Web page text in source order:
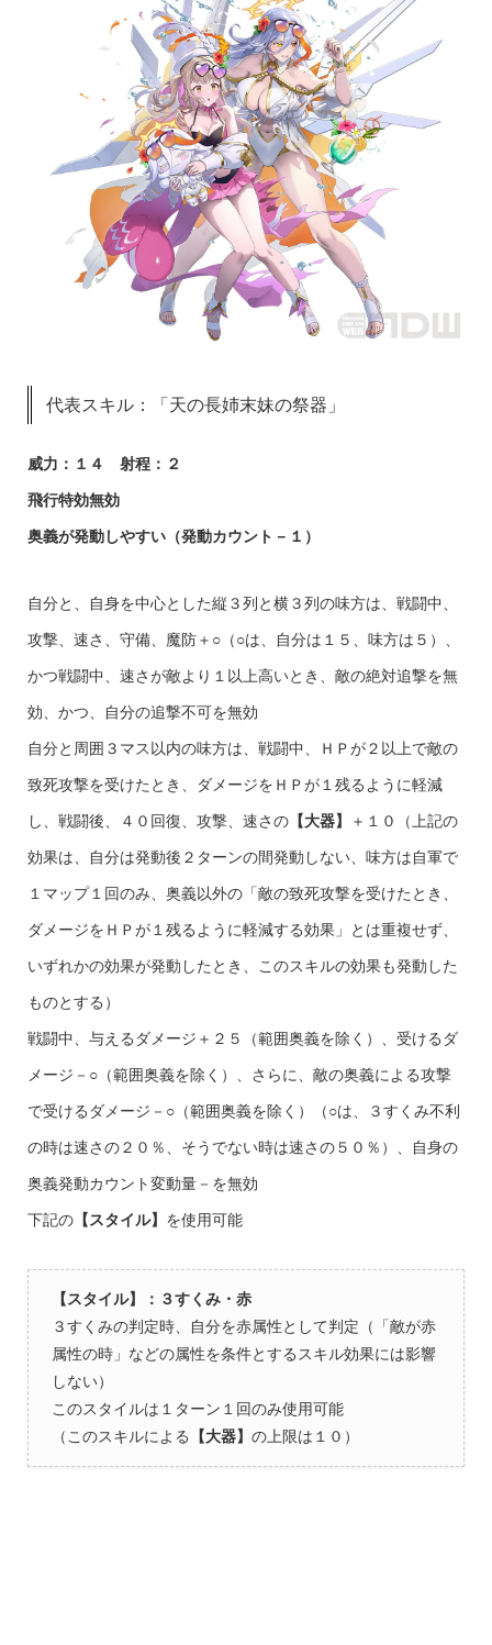
代表スキル：「天の長姉末妹の祭器」
威力：１４ 射程：２
飛行特効無効
奥義が発動しやすい（発動カウント－１）
自分と、自身を中心とした縦３列と横３列の味方は、戦闘中、
攻撃、速さ、守備、魔防＋○（○は、自分は１５、味方は５）、
かつ戦闘中、速さが敵より１以上高いとき、敵の絶対追撃を無
効、かつ、自分の追撃不可を無効
自分と周囲３マス以内の味方は、戦闘中、ＨＰが２以上で敵の
致死攻撃を受けたとき、ダメージをＨＰが１残るように軽減
し、戦闘後、４０回復、攻撃、速さの【大器】 ＋１０（上記の
効果は、自分は発動後２ターンの間発動しない、味方は自軍で
１マップ１回のみ、奥義以外の「敵の致死攻撃を受けたとき、
ダメージをＨＰが１残るように軽減する効果」とは重複せず、
いずれかの効果が発動したとき、このスキルの効果も発動した
ものとする）
戦闘中、与えるダメージ＋２５（範囲奥義を除く）、受けるダ
メージ－○（範囲奥義を除く）、さらに、敵の奥義による攻撃
で受けるダメージ－○（範囲奥義を除く）（○は、３すくみ不利
の時は速さの２０％、そうでない時は速さの５０％）、自身の
奥義発動カウント変動量－を無効
下記の【スタイル】 を使用可能
【スタイル】：３すくみ・赤
３すくみの判定時、自分を赤属性として判定（「敵が赤
属性の時」などの属性を条件とするスキル効果には影響
しない）
このスタイルは１ターン１回のみ使用可能
（このスキルによる
【大器】 の上限は１０）